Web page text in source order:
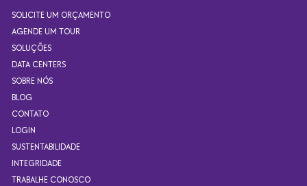
SOLICITE UM ORÇAMENTO
AGENDE UM TOUR
SOLUÇÕES
DATA CENTERS
SOBRE NÓS
BLOG
CONTATO
LOGIN
SUSTENTABILIDADE
INTEGRIDADE
TRABALHE CONOSCO